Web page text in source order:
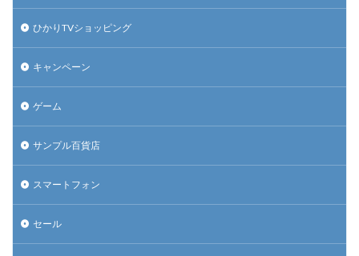
ひかりTVショッピング
キャンペーン
ゲーム
サンプル百貨店
スマートフォン
セール